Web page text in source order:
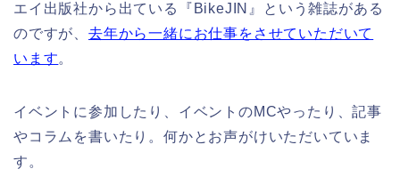
エイ出版社から出ている『BikeJIN』という雑誌がある
のですが、 去年から一緒にお仕事をさせていただいて
います。
イベントに参加したり、イベントのMCやったり、記事
やコラムを書いたり。何かとお声がけいただいていま
す。